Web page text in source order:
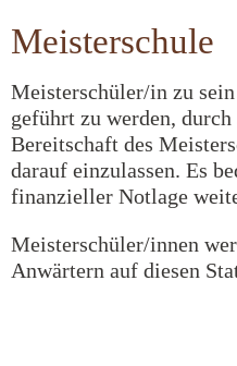
Meisterschule
Meisterschüler/in zu
geführt zu werden,
Bereitschaft des
darauf einzulassen. Es
finanzieller Notlage
Meisterschüler/innen
Anwärtern auf diesen